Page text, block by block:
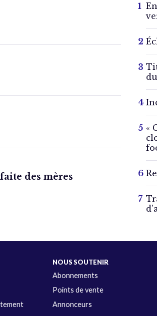
des mères
«
NOUS SOUTENIR
Abonnements
Points de vente
Annonceurs